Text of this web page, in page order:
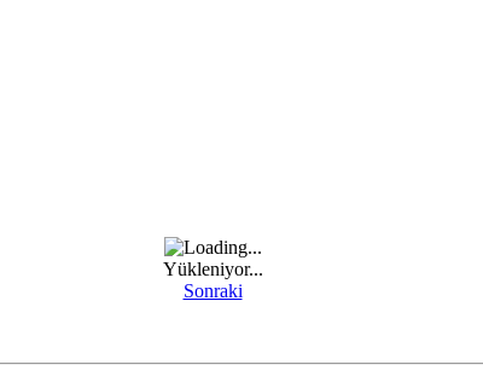
Yükleniyor...
Sonraki